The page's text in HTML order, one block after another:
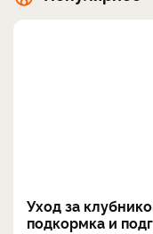
Уход за
подкормка и